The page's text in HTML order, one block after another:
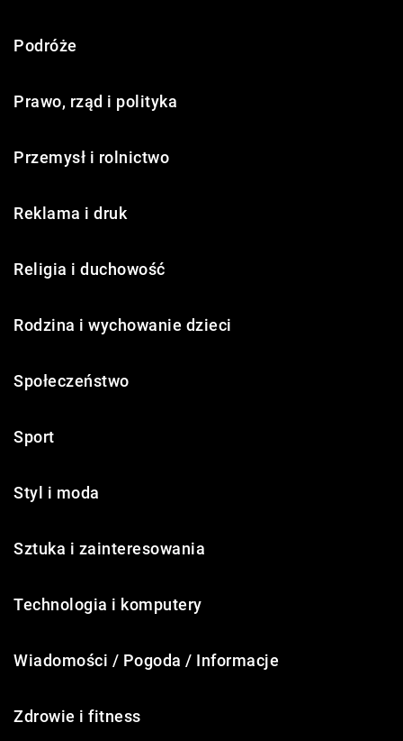
Podróże
Prawo, rząd i polityka
Przemysł i rolnictwo
Reklama i druk
Religia i duchowość
Rodzina i wychowanie dzieci
Społeczeństwo
Sport
Styl i moda
Sztuka i zainteresowania
Technologia i komputery
Wiadomości / Pogoda / Informacje
Zdrowie i fitness